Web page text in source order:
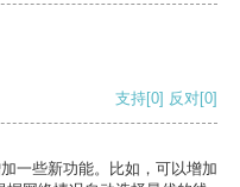
支持[0] 反对[0]
一些新功能。比如，可以增加